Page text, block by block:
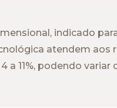
indicado
atendem aos
a 11%, podendo